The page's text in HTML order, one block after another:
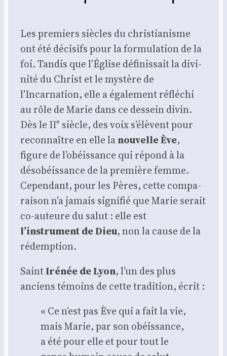
Les pre­miers siècles du chris­tia­nisme
ont été déci­sifs pour la for­mu­la­tion de la
foi. Tan­dis que l’Église défi­nis­sait la divi­
ni­té du Christ et le mys­tère de
l’Incarnation, elle a éga­le­ment réflé­chi
au rôle de Marie dans ce des­sein divin.
Dès le IIᵉ siècle, des voix s’élèvent pour
recon­naître en elle lanou­velle Ève,
figure de l’obéissance qui répond à la
déso­béis­sance de la pre­mière femme.
Cepen­dant, pour les Pères, cette com­pa­
rai­son n’a jamais signi­fié que Marie serait
co-auteure du salut : elle est
l’instrument de Dieu, non la cause de la
rédemp­tion.
SaintIré­née de Lyon, l’un des plus
anciens témoins de cette tra­di­tion, écrit :
« Ce n’est pas Ève qui a fait la vie,
mais Marie, par son obéis­sance,
a été pour elle et pour tout le